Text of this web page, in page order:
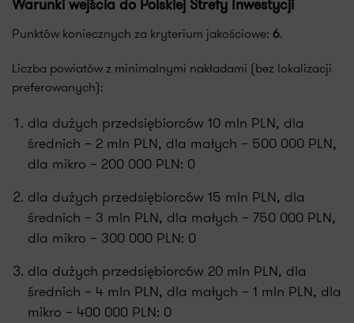
Warunki wejścia do Polskiej Strefy Inwestycji
Punktów koniecznych za kryterium jakościowe: 6.
Liczba powiatów z minimalnymi nakładami (bez lokalizacji
preferowanych):
dla dużych przedsiębiorców 10 mln PLN, dla
średnich – 2 mln PLN, dla małych – 500 000 PLN,
dla mikro – 200 000 PLN: 0
dla dużych przedsiębiorców 15 mln PLN, dla
średnich – 3 mln PLN, dla małych – 750 000 PLN,
dla mikro – 300 000 PLN: 0
dla dużych przedsiębiorców 20 mln PLN, dla
średnich – 4 mln PLN, dla małych – 1 mln PLN, dla
mikro – 400 000 PLN: 0